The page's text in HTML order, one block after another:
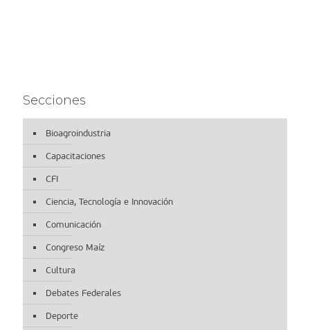
Secciones
Bioagroindustria
Capacitaciones
CFI
Ciencia, Tecnología e Innovación
Comunicación
Congreso Maíz
Cultura
Debates Federales
Deporte